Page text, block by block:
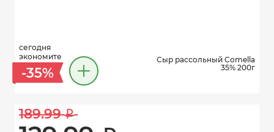
сегодня
экономите
-35%
Сыр рассольный Comella
35% 200г
189.99 i